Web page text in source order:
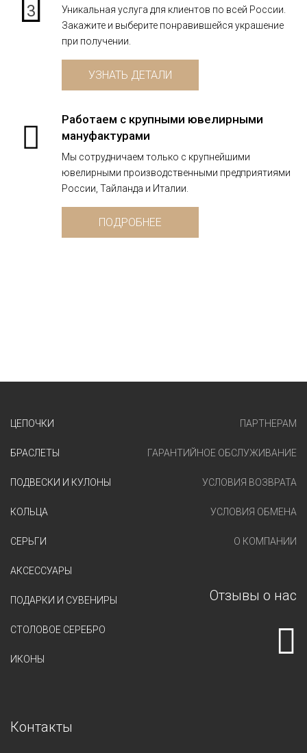
3
Уникальная услуга для клиентов по всей России.
Закажите и выберите понравившейся украшение
при получении.
УЗНАТЬ ДЕТАЛИ
Работаем с крупными ювелирными
мануфактурами
Мы сотрудничаем только с крупнейшими
ювелирными производственными предприятиями
России, Тайланда и Италии.
ПОДРОБНЕЕ
ЦЕПОЧКИ
БРАСЛЕТЫ
ПОДВЕСКИ И КУЛОНЫ
КОЛЬЦА
СЕРЬГИ
АКСЕССУАРЫ
ПОДАРКИ И СУВЕНИРЫ
СТОЛОВОЕ СЕРЕБРО
ИКОНЫ
ПАРТНЕРАМ
ГАРАНТИЙНОЕ ОБСЛУЖИВАНИЕ
УСЛОВИЯ ВОЗВРАТА
УСЛОВИЯ ОБМЕНА
О КОМПАНИИ
Отзывы о нас
Контакты